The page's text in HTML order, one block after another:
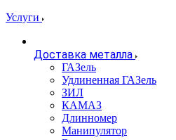
Услуги
Доставка металла
ГАЗель
Удлиненная ГАЗель
ЗИЛ
КАМАЗ
Длинномер
Манипулятор